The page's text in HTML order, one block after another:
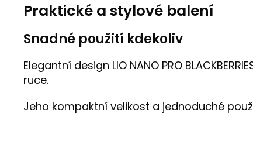
Praktické a stylové balení
Snadné použití kdekoliv
Elegantní design LIO NANO PRO
ruce.
Jeho kompaktní velikost a jednoduché